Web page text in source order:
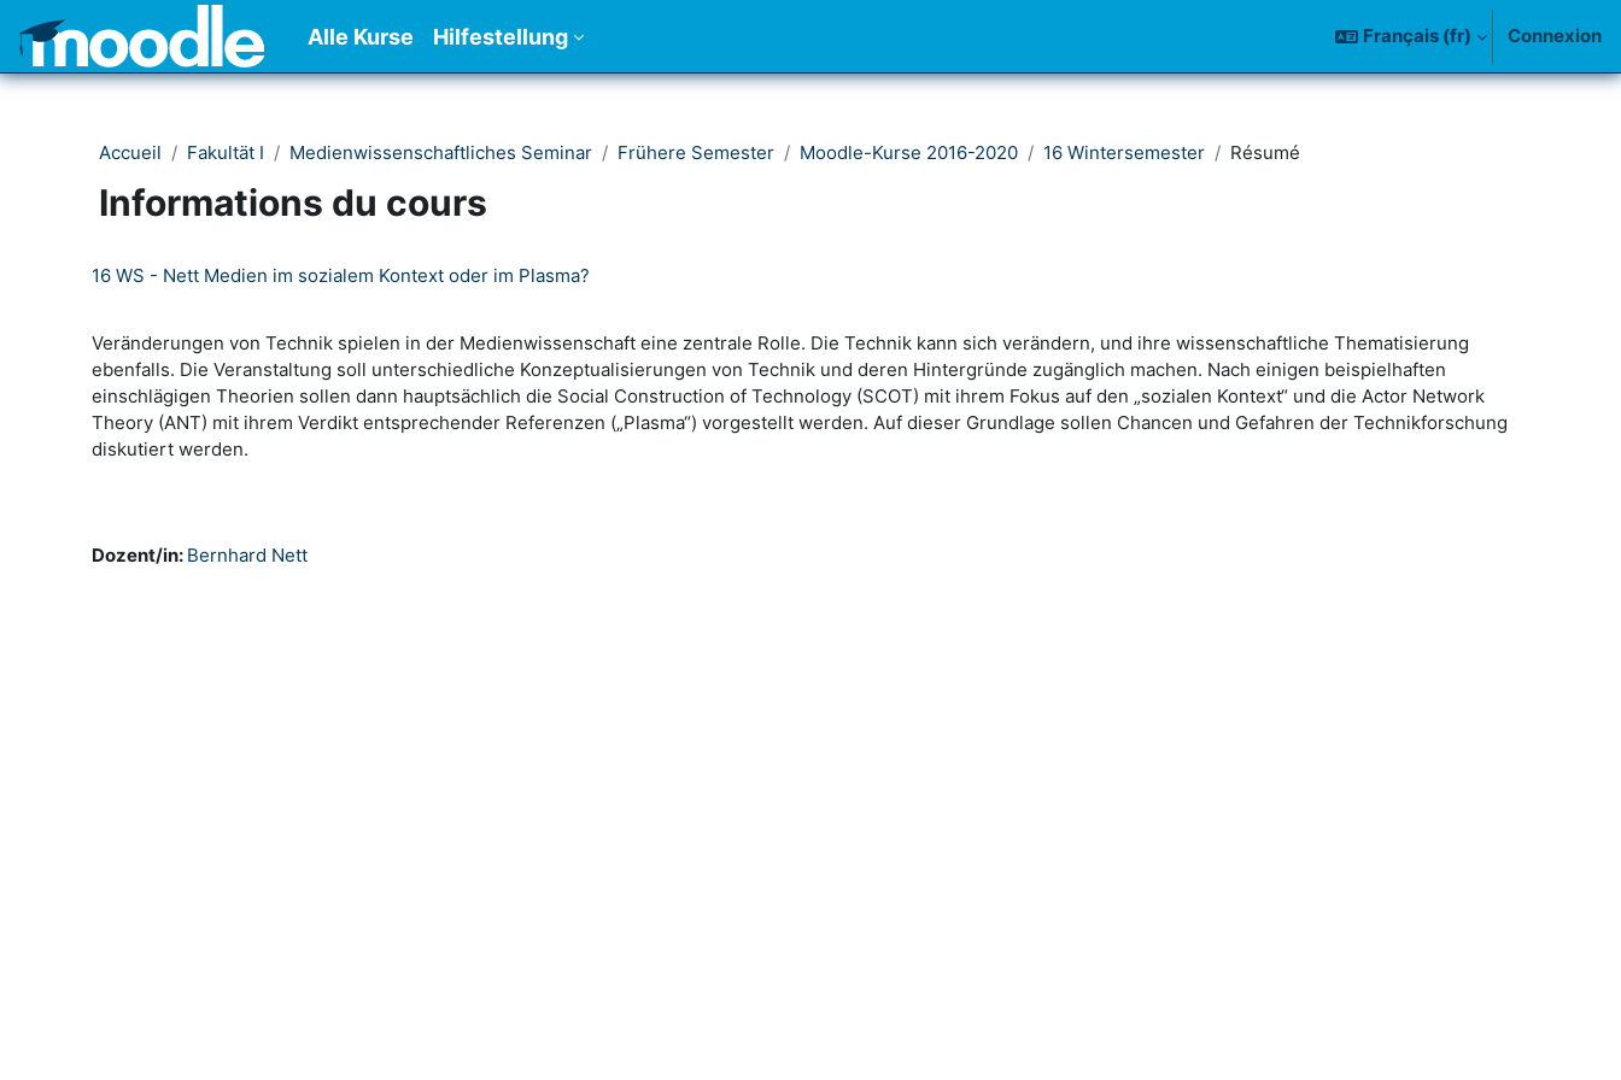
Passer au contenu principal
Alle Kurse Hilfestellung Français ‎(fr)‎ Connexion
Accueil Fakultät I Medienwissenschaftliches Seminar Frühere Semester Moodle-Kurse 2016-2020 16 Wintersemester Résumé
Informations du cours
16 WS - Nett Medien im sozialem Kontext oder im Plasma?
Veränderungen von Technik spielen in der Medienwissenschaft eine zentrale Rolle. Die Technik kann sich verändern, und ihre wissenschaftliche Thematisierung
ebenfalls. Die Veranstaltung soll unterschiedliche Konzeptualisierungen von Technik und deren Hintergründe zugänglich machen. Nach einigen beispielhaften
einschlägigen Theorien sollen dann hauptsächlich die Social Construction of Technology (SCOT) mit ihrem Fokus auf den „sozialen Kontext“ und die Actor Network
Theory (ANT) mit ihrem Verdikt entsprechender Referenzen („Plasma“) vorgestellt werden. Auf dieser Grundlage sollen Chancen und Gefahren der Technikforschung
diskutiert werden.
Dozent/in: Bernhard Nett